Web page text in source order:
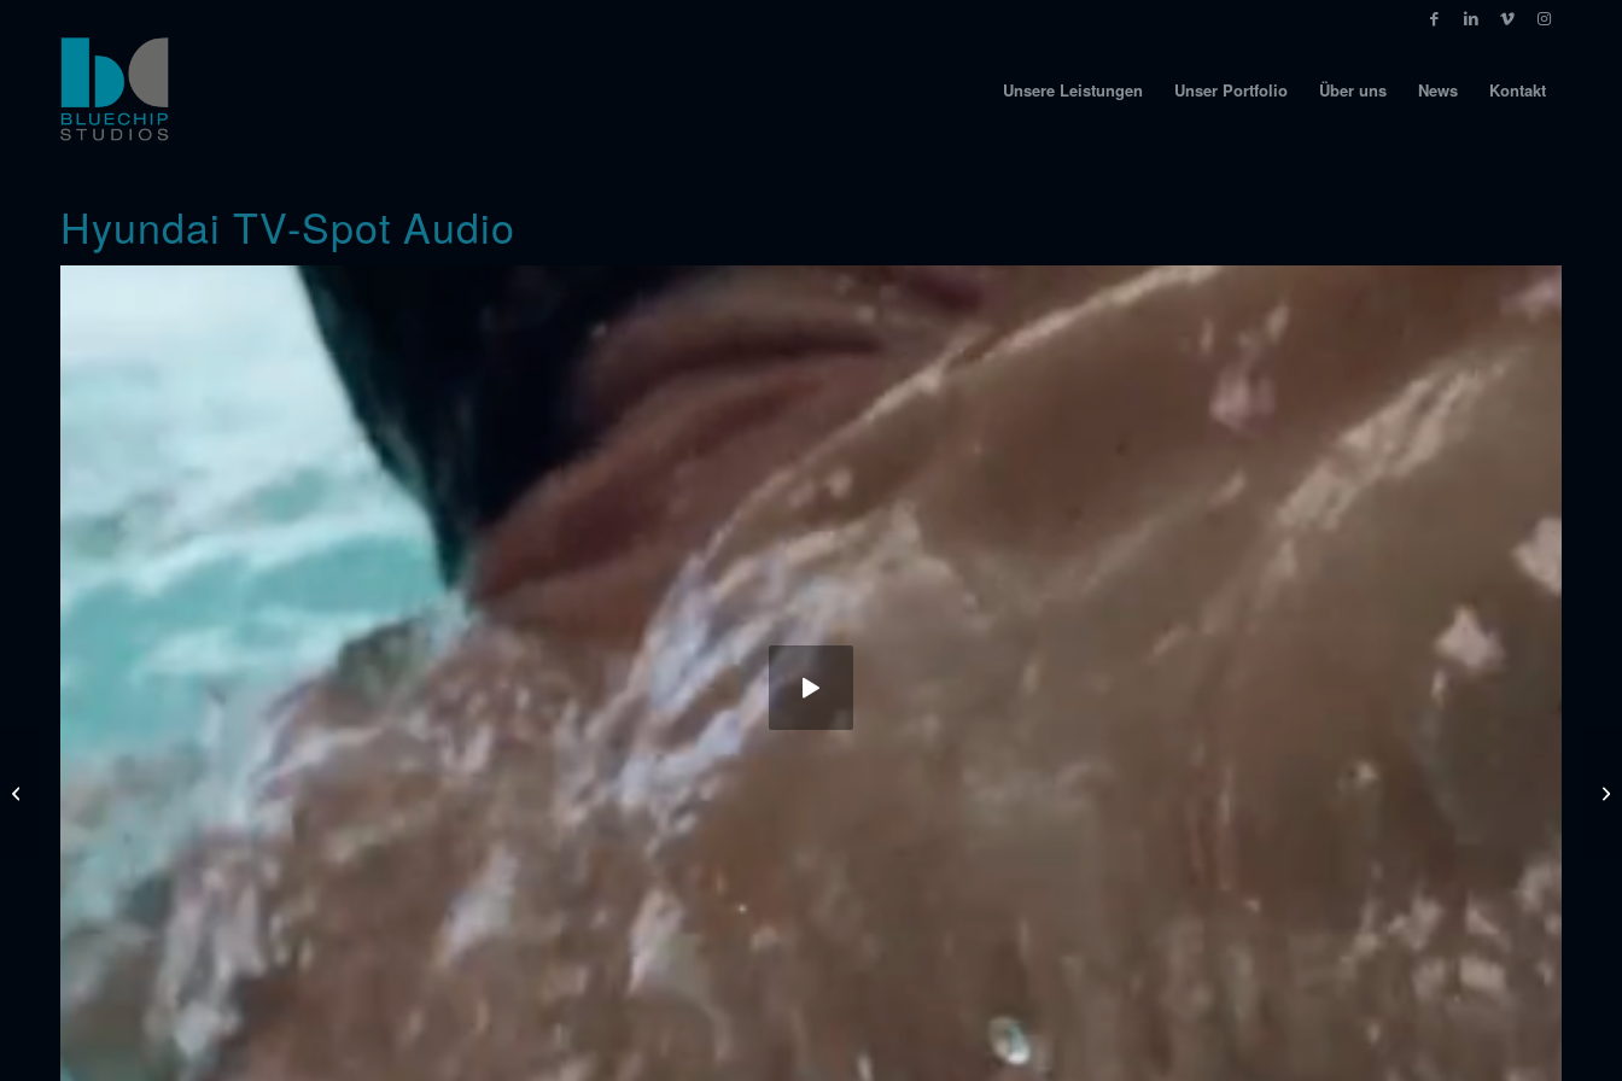
Unsere Leistungen Unser Portfolio Über uns News Kontakt
Hyundai TV-Spot Audio
Hays Online-Clip Audio